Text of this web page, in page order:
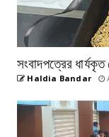
সংবাদপত্রের
Haldia Bandar